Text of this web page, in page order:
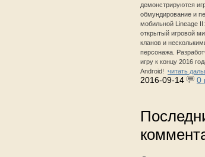
демонстрируются
обмундирование и
мобильной Lineage
открытый игровой
кланов и
персонажа.
игру к концу 2016
Android! читать
2016-09-14 0